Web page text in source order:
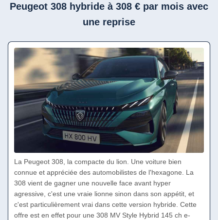
Peugeot 308 hybride à 308 € par mois avec
une reprise
La Peugeot 308, la compacte du lion. Une voiture bien
connue et appréciée des automobilistes de l'hexagone. La
308 vient de gagner une nouvelle face avant hyper
agressive, c'est une vraie lionne sinon dans son appétit, et
c'est particulièrement vrai dans cette version hybride. Cette
offre est en effet pour une 308 MV Style Hybrid 145 ch e-